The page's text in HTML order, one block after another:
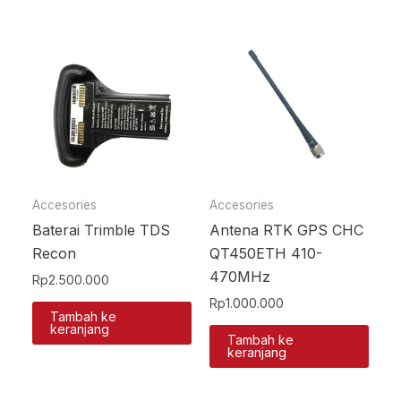
Accesories
Baterai Trimble TDS
Recon
Rp2.500.000
Tambah ke
keranjang
Accesories
Antena RTK GPS CHC
QT450ETH 410-
470MHz
Rp1.000.000
Tambah ke
keranjang